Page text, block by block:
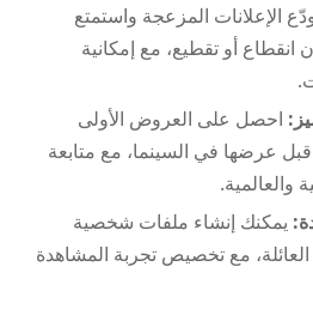
الإعلانات المزعجة واستمتع
أو تقطيع، مع إمكانية
احصل على العروض الأولى
عرضها في السينما، مع متابعة
والعالمية.
يمكنك إنشاء ملفات شخصية
مع تخصيص تجربة المشاهدة